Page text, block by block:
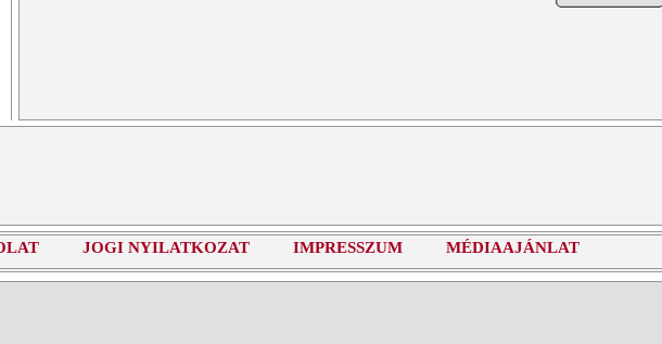
JOGI NYILATKOZAT IMPRESSZUM MÉDIAAJÁNLAT